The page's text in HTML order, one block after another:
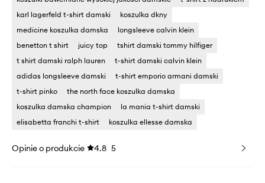
karl lagerfeld t-shirt damski
koszulka dkny
medicine koszulka damska
longsleeve calvin klein
benetton t shirt
juicy top
tshirt damski tommy hilfiger
t shirt damski ralph lauren
t-shirt damski calvin klein
adidas longsleeve damski
t-shirt emporio armani damski
t-shirt pinko
the north face koszulka damska
koszulka damska champion
la mania t-shirt damski
elisabetta franchi t-shirt
koszulka ellesse damska
Opinie o produkcie 4.8 5